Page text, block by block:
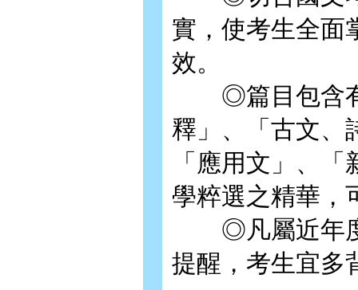
實，使考生全面
效。
◎篇目包含有
釋」、「古文、
「應用文」、
學粹選之精華，
◎凡屬近年度
提醒，考生宜多